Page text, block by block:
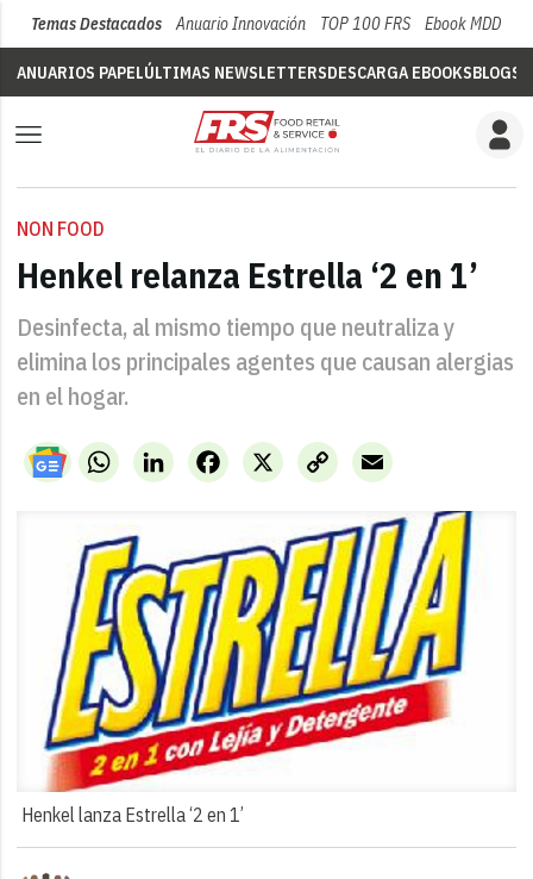
Temas Destacados Anuario Innovación TOP 100 FRS Ebook MDD
ANUARIOS PAPELÚLTIMAS NEWSLETTERSDESCARGA EBOOKSBLOGS
NON FOOD
Henkel relanza Estrella ‘2 en 1’
Desinfecta, al mismo tiempo que neutraliza y
elimina los principales agentes que causan alergias
en el hogar.
WhatsAppLinkedIn X
Facebook
Copy
Link
Email
Henkel lanza Estrella ‘2 en 1’